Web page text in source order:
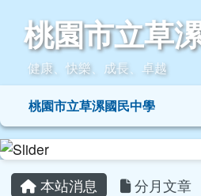
桃園市立草漯國民中
桃園市立草
健康、快樂、成長、卓越
導覽列桃園市立草漯國民中學
主內容區域
本站消息 分月文章
頁尾區域